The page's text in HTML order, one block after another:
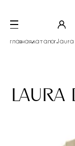
главная.каталог.
laura